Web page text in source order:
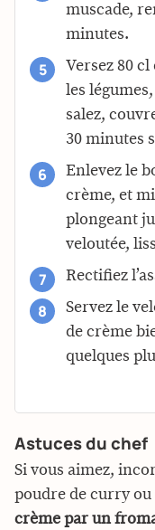
muscade,
minutes.
Versez 80 cl
les
salez,
30 minutes
Enlevez le
crème, et
plongeant
veloutée,
Rectifiez
Servez le
de crème
quelques
Astuces du chef
Si vous aimez,
poudre de curry ou
crème par un